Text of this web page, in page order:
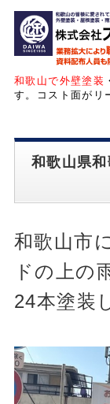
和歌山で外壁塗装
す。コスト面がリ
サービス紹介
和歌山県
和歌山市
ドの上の
24本塗装